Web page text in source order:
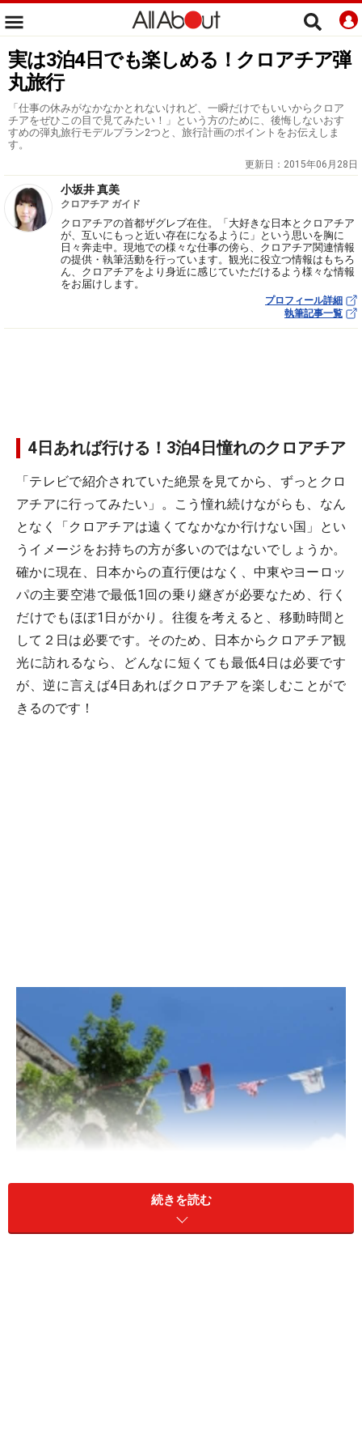
実は3泊4日でも楽しめる！クロアチア弾
丸旅行
「仕事の休みがなかなかとれないけれど、一瞬だけでもいいからクロア
チアをぜひこの目で見てみたい！」という方のために、後悔しないおす
すめの弾丸旅行モデルプラン2つと、旅行計画のポイントをお伝えしま
す。
更新日： 2015年06月28日
小坂井 真美
クロアチア ガイド
クロアチアの首都ザグレブ在住。「大好きな日本とクロアチア
が、互いにもっと近い存在になるように」という思いを胸に
日々奔走中。現地での様々な仕事の傍ら、クロアチア関連情報
の提供・執筆活動を行っています。観光に役立つ情報はもちろ
ん、クロアチアをより身近に感じていただけるよう様々な情報
をお届けします。
プロフィール詳細
執筆記事一覧
4日あれば行ける！3泊4日憧れのクロアチア
「テレビで紹介されていた絶景を見てから、ずっとクロ
アチアに行ってみたい」。こう憧れ続けながらも、なん
となく「クロアチアは遠くてなかなか行けない国」とい
うイメージをお持ちの方が多いのではないでしょうか。
確かに現在、日本からの直行便はなく、中東やヨーロッ
パの主要空港で最低1回の乗り継ぎが必要なため、行く
だけでもほぼ1日がかり。往復を考えると、移動時間と
して２日は必要です。そのため、日本からクロアチア観
光に訪れるなら、どんなに短くても最低4日は必要です
が、逆に言えば4日あればクロアチアを楽しむことがで
きるのです！
3泊4日の弾丸旅行でストレスを飛ばしてみませんか？
続きを読む